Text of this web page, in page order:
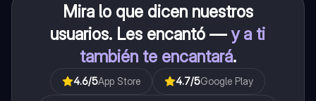
Mira lo que dicen nuestros
usuarios. Les encantó —y a ti
también te encantará.
4.6/5App Store 4.7/5Google Play